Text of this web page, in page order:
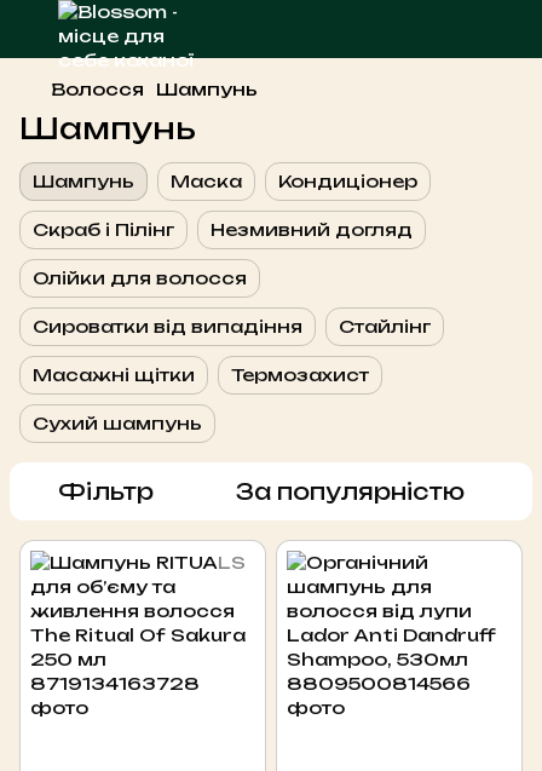
Волосся Шампунь
Шампунь
Шампунь Маска Кондиціонер
Скраб і Пілінг Незмивний догляд
Олійки для волосся
Сироватки від випадіння Стайлінг
Масажні щітки Термозахист
Сухий шампунь
Фільтр За популярністю